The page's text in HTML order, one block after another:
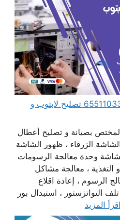
مهندس كمبيوتر صبحان 65511033 تصليح لابتوب و
بصيانة و تصليح أعطال
الزرقاء ، ظهور الشاشة
وحدة معالجة الرسومات
، معالجة مشاكل
الرسوم ، إعادة اقلاع
التوانزستور ، استبدال بور
اقرأ المزيد